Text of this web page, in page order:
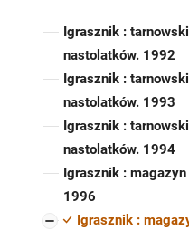
Igrasznik :
nastolatków. 1992
Igrasznik :
nastolatków. 1993
Igrasznik :
nastolatków. 1994
Igrasznik :
1996
Igrasznik :